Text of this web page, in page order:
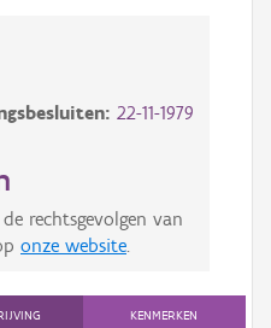
22-11-1979
rechtsgevolgen van
onze website
KENMERKEN